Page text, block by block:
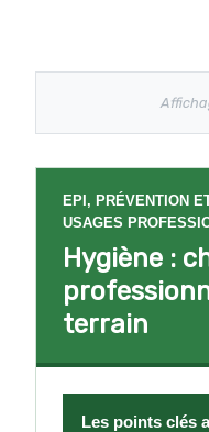
EPI, PRÉVENTION
USAGES
Hygiène :
terrain
Les points clés